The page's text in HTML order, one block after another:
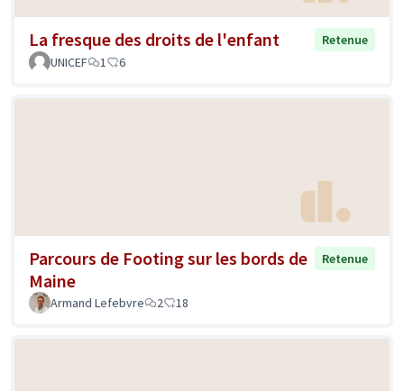
La fresque des droits de l'enfant
Retenue
UNICEF
1 6
Parcours de Footing sur les bords de
Maine
Retenue
Armand Lefebvre 2 18